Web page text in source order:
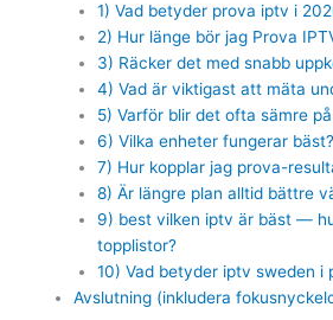
1) Vad betyder prova iptv i
2) Hur länge bör jag Prova
3) Räcker det med snabb
4) Vad är viktigast att mäta
5) Varför blir det ofta sämre
6) Vilka enheter fungerar bäst?
7) Hur kopplar jag prova-
8) Är längre plan alltid bättre
9) best vilken iptv är bäst —
topplistor?
10) Vad betyder iptv sweden i
Avslutning (inkludera